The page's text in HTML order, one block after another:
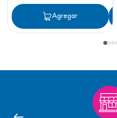
Agregar